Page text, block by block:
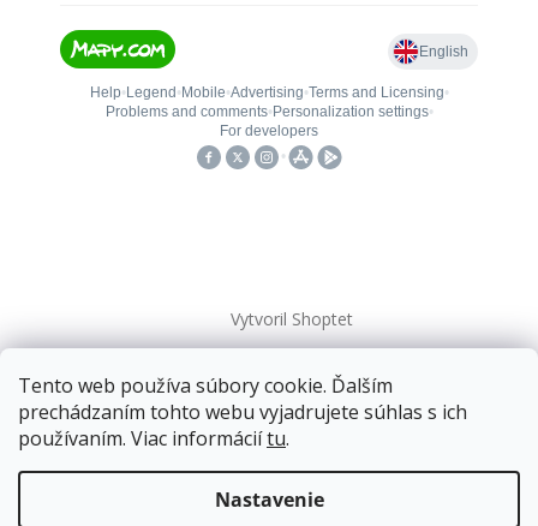
Tento web používa súbory cookie. Ďalším
prechádzaním tohto webu vyjadrujete súhlas s ich
používaním. Viac informáciítu.
Nastavenie
Doprava zadarmopre balíkové zásielky v hodnote
nad120 EUR*.
Vytvoril Shoptet
Copyright 2026kovanieplus. Všetky práva vyhradené.